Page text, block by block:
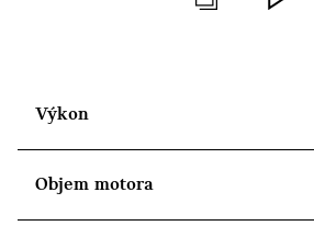
Výkon
Objem motora